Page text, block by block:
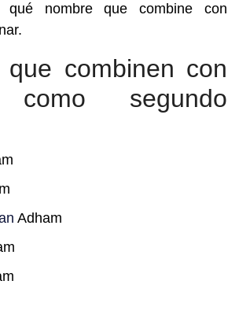
qué nombre que combine con
que combinen con
como segundo
Adham